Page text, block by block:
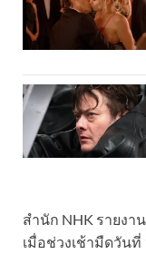
สำนัก NHK รายงา
เมื่อช่วงเช้ามืดวัน